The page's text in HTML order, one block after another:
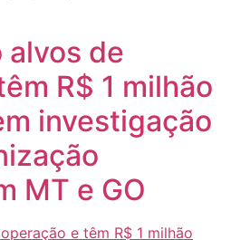
alvos de
R$ 1 milhão
investigação
MT e GO